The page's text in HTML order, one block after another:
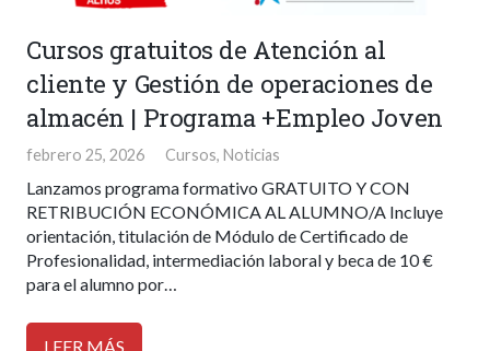
Cursos gratuitos de Atención al
cliente y Gestión de operaciones de
almacén | Programa +Empleo Joven
febrero 25, 2026 Cursos,Noticias
Lanzamos programa formativo GRATUITO Y CON
RETRIBUCIÓN ECONÓMICA AL ALUMNO/A Incluye
orientación, titulación de Módulo de Certificado de
Profesionalidad, intermediación laboral y beca de 10 €
para el alumno por…
LEER MÁS